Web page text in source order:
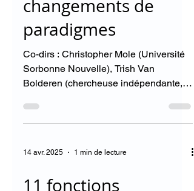
changements de
paradigmes
Co-dirs : Christopher Mole (Université
Sorbonne Nouvelle), Trish Van
Bolderen (chercheuse indépendante,